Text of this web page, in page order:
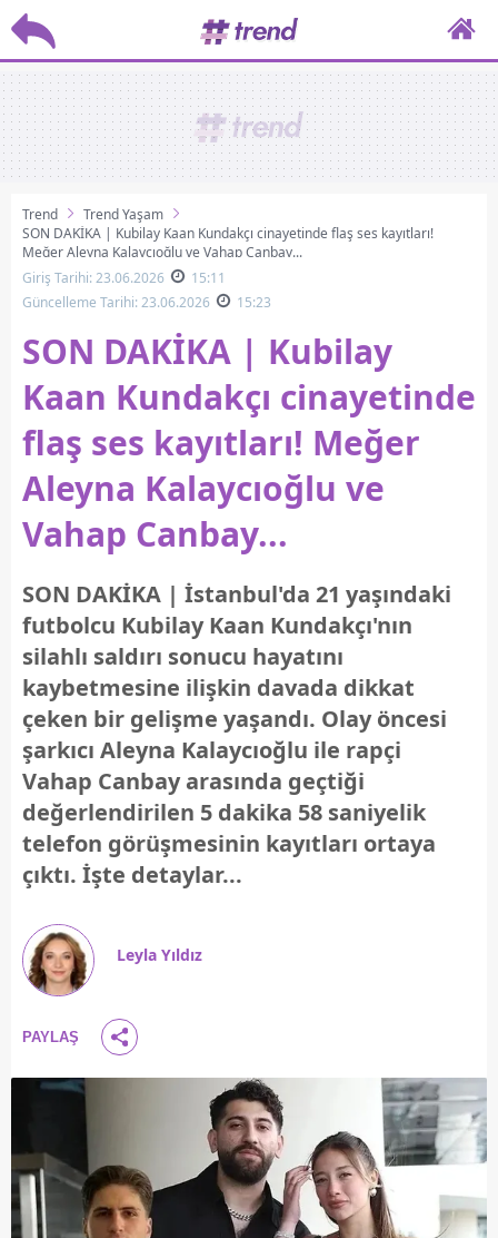
Trend
Trend Yaşam
SON DAKİKA | Kubilay Kaan Kundakçı cinayetinde flaş ses kayıtları!
Meğer Aleyna Kalaycıoğlu ve Vahap Canbay...
Giriş Tarihi: 23.06.2026
15:11
Güncelleme Tarihi: 23.06.2026
15:23
SON DAKİKA | Kubilay
Kaan Kundakçı cinayetinde
flaş ses kayıtları! Meğer
Aleyna Kalaycıoğlu ve
Vahap Canbay...
SON DAKİKA | İstanbul'da 21 yaşındaki
futbolcu Kubilay Kaan Kundakçı'nın
silahlı saldırı sonucu hayatını
kaybetmesine ilişkin davada dikkat
çeken bir gelişme yaşandı. Olay öncesi
şarkıcı Aleyna Kalaycıoğlu ile rapçi
Vahap Canbay arasında geçtiği
değerlendirilen 5 dakika 58 saniyelik
telefon görüşmesinin kayıtları ortaya
çıktı. İşte detaylar...
Leyla Yıldız
PAYLAŞ